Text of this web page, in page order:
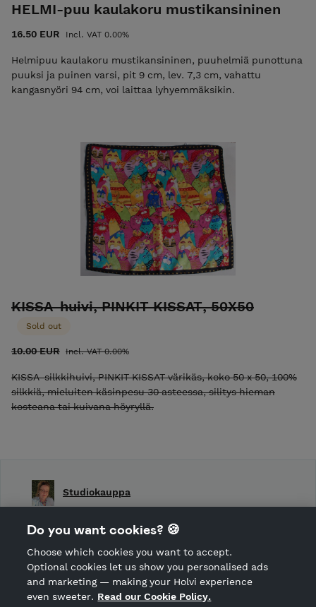
HELMI-puu kaulakoru mustikansininen
16.50 EUR Incl. VAT 0.00%
Helmipuu kaulakoru mustikansininen, puuhelmiä punottuna
puuksi ja puinen varsi, pit 9 cm, lev. 7,3 cm, vahattu
kangasnyöri 94 cm, voi laittaa lyhyemmäksikin.
KISSA-huivi, PINKIT KISSAT, 50X50
Sold out
10.00 EUR Incl. VAT 0.00%
KISSA-silkkihuivi, PINKIT KISSAT värikäs, koko 50 x 50, 100%
silkkiä, mieluiten käsinpesu 30 asteessa, silitys hieman
kosteana tai kuivana höyryllä.
Studiokauppa
Shop privacy policy
CANCEL ORDER
Do you want cookies? 🍪
Choose which cookies you want to accept.
Optional cookies let us show you personalised ads
and marketing — making your Holvi experience
even sweeter. Read our Cookie Policy.